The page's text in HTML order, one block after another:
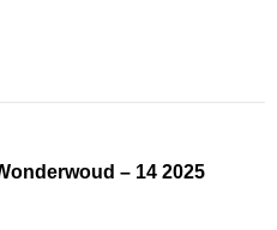
– 14 2025